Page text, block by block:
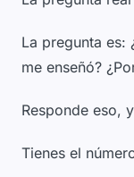
La pregunta es:
me enseñó?
Responde eso,
Tienes el